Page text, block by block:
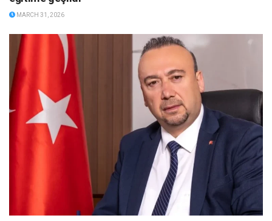
MARCH 31, 2026